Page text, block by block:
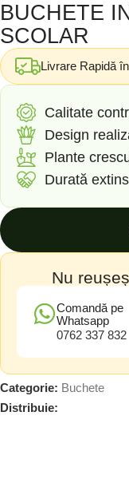
BUCHETE
SCOLAR
Livrare Rapidă
Calitate
Design
Plante
Durată
Nu
Comandă pe
Whatsapp
0762 337 832
Categorie: Buchete
Distribuie: